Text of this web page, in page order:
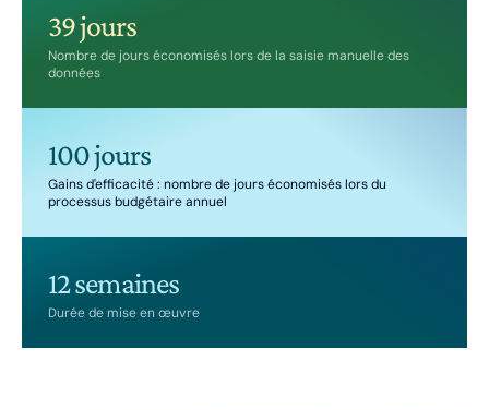
39 jours
Nombre de jours économisés lors de la saisie manuelle des
données
100 jours
Gains d'efficacité : nombre de jours économisés lors du
processus budgétaire annuel
12 semaines
Durée de mise en œuvre